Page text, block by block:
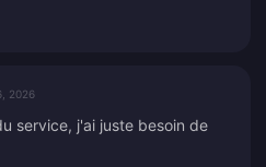
2026
service, j'ai juste besoin de